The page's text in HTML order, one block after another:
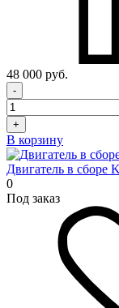
48 000 руб.
-
+
В корзину
Двигатель в сборе
0
Под заказ